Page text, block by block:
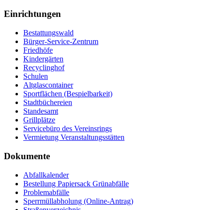
Einrichtungen
Bestattungswald
Bürger-Service-Zentrum
Friedhöfe
Kindergärten
Recyclinghof
Schulen
Altglascontainer
Sportflächen (Bespielbarkeit)
Stadtbüchereien
Standesamt
Grillplätze
Servicebüro des Vereinsrings
Vermietung Veranstaltungsstätten
Dokumente
Abfallkalender
Bestellung Papiersack Grünabfälle
Problemabfälle
Sperrmüllabholung (Online-Antrag)